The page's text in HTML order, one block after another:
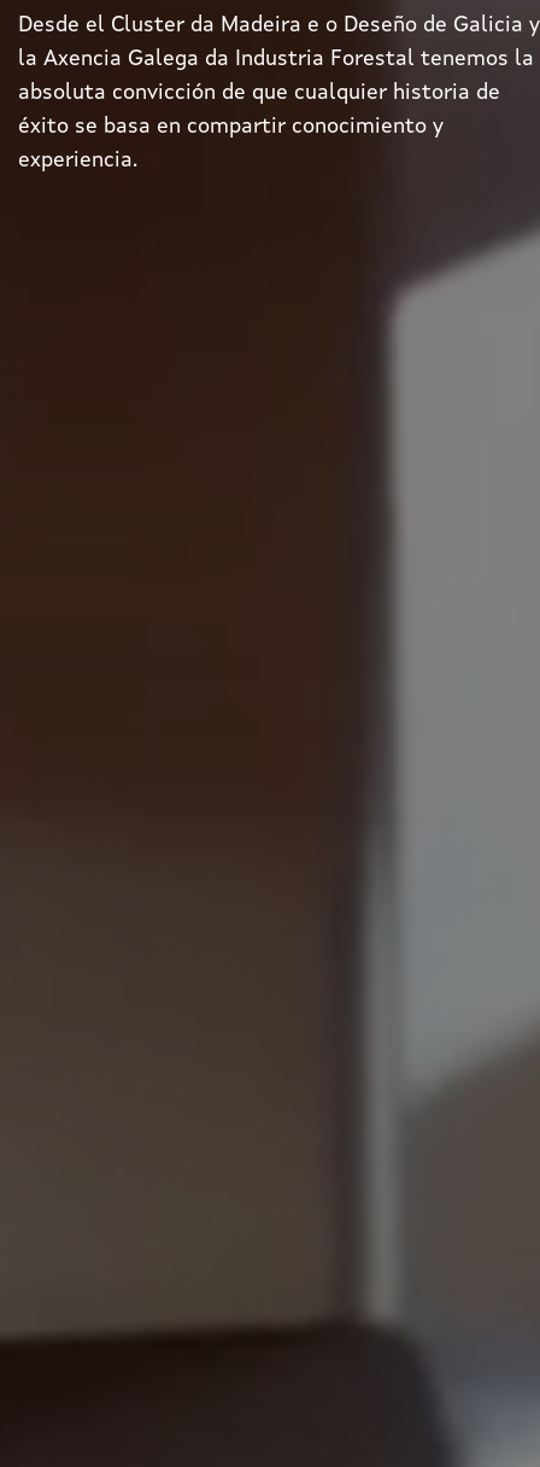
Desde el Cluster da Madeira e o Deseño de Galicia y
la Axencia Galega da Industria Forestal tenemos la
absoluta convicción de que cualquier historia de
éxito se basa en compartir conocimiento y
experiencia.